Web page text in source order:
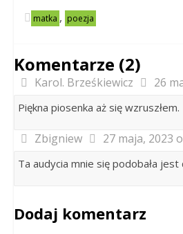
matka , poezja
Komentarze (2)
Karol. Brześkiewicz 26
Piękna piosenka aż się wzruszłem.
Zbigniew 27 maja, 2023
Ta audycia mnie się podobała jest
Dodaj komentarz